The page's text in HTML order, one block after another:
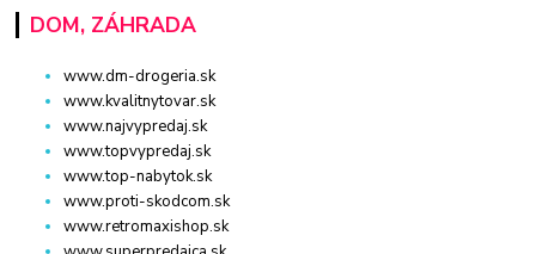
DOM, ZÁHRADA
www.dm-drogeria.sk
www.kvalitnytovar.sk
www.najvypredaj.sk
www.topvypredaj.sk
www.top-nabytok.sk
www.proti-skodcom.sk
www.retromaxishop.sk